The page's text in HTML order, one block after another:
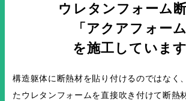
ウレタンフォーム
「アクアフォーム
を施工しています
構造躯体に断熱材を貼り付けるのではなく
たウレタンフォームを直接吹き付けて断熱